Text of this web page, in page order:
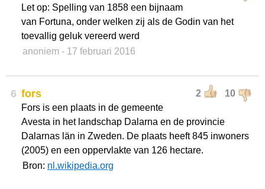
Let op: Spelling van 1858 een bijnaam
van Fortuna, onder welken zij als de Godin van het
toevallig geluk vereerd werd
anoniem - 17 februari 2016
6 2 10
fors
Fors is een plaats in de gemeente
Avesta in het landschap Dalarna en de provincie
Dalarnas län in Zweden. De plaats heeft 845 inwoners
(2005) en een oppervlakte van 126 hectare.
Bron: nl.wikipedia.org